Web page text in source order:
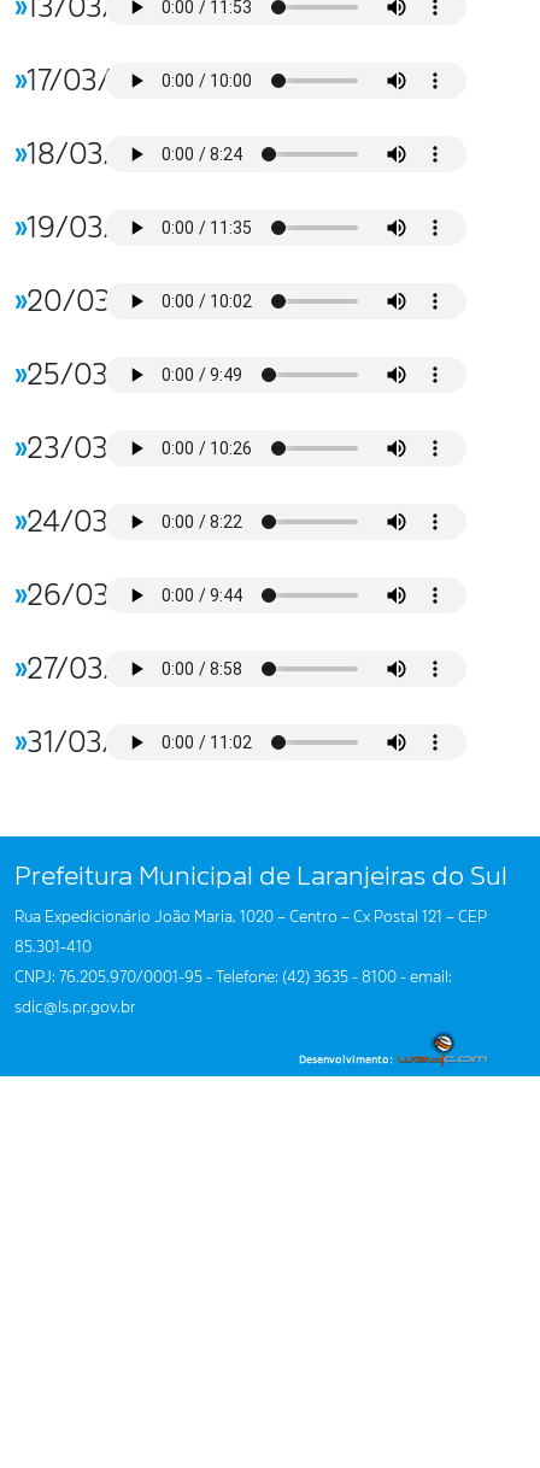
»13/03/2026
»17/03/2026
»18/03/2026
»19/03/2026
»20/03/2026
»25/03/2026
»23/03/2026
»24/03/2026
»26/03/2026
»27/03/2026
»31/03/2026
Prefeitura Municipal de Laranjeiras do Sul
Rua Expedicionário João Maria, 1020 – Centro – Cx Postal 121 – CEP
85.301-410
CNPJ: 76.205.970/0001-95 - Telefone: (42) 3635 - 8100 - email:
sdic@ls.pr.gov.br